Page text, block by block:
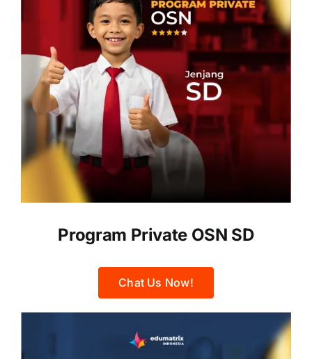
Program Private OSN SD
Chat Us Now!